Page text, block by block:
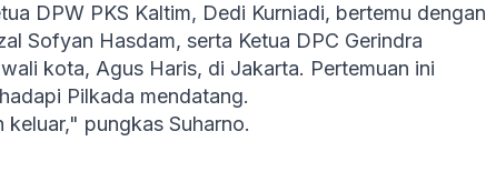
DPW PKS Kaltim, Dedi Kurniadi, bertemu dengan
Sofyan Hasdam, serta Ketua DPC Gerindra
kota, Agus Haris, di Jakarta. Pertemuan ini
Pilkada mendatang.
pungkas Suharno.